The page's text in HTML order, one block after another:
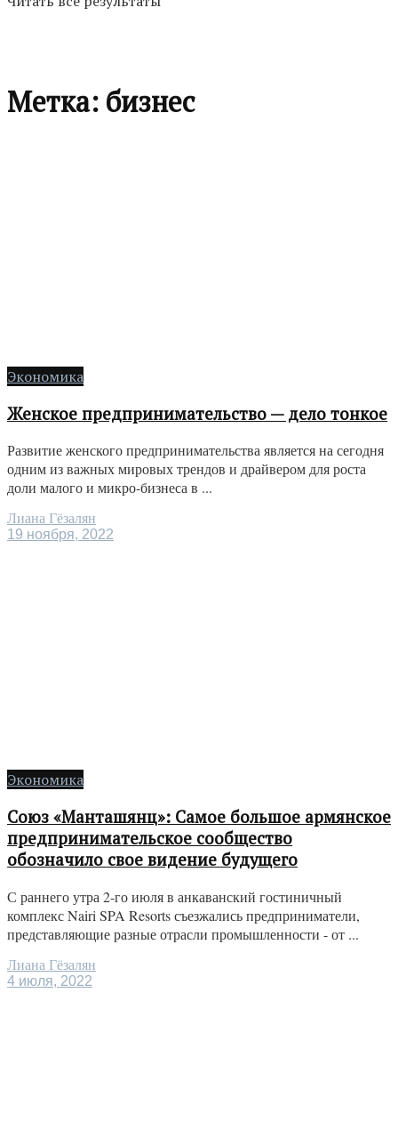
Метка: бизнес
Экономика
Женское предпринимательство — дело тонкое
Развитие женского предпринимательства является на сегодня
одним из важных мировых трендов и драйвером для роста
доли малого и микро-бизнеса в ...
Лиана Гёзалян
19 ноября, 2022
Экономика
Союз «Манташянц»: Самое большое армянское
предпринимательское сообщество
обозначило свое видение будущего
С раннего утра 2-го июля в анкаванский гостиничный
комплекс Nairi SPA Resorts съезжались предприниматели,
представляющие разные отрасли промышленности - от ...
Лиана Гёзалян
4 июля, 2022